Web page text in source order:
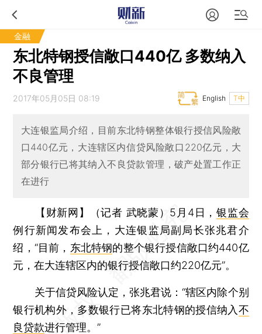
金融
东北特钢授信敞口440亿 多数纳入
不良管理
2017年05月05日 08:19 T中
English
大连银监局介绍，目前东北特钢整体银行授信风险敞
口440亿元，大连辖区内信贷风险敞口220亿元，大
部分银行已将其纳入不良贷款管理，破产处置工作正
在进行
【财新网】（记者 武晓蒙） 5月4日，银监会
例行新闻发布会上，大连银监局副局长张兆君介
绍，“目前， 东北特钢的整个银行授信敞口约440亿
元，在大连辖区内的银行授信敞口约220亿元”。
关于信贷风险认定，张兆君说：“辖区内除个别
银行机构外，多数银行已将东北特钢的授信纳入 不
良贷款进行管理。”